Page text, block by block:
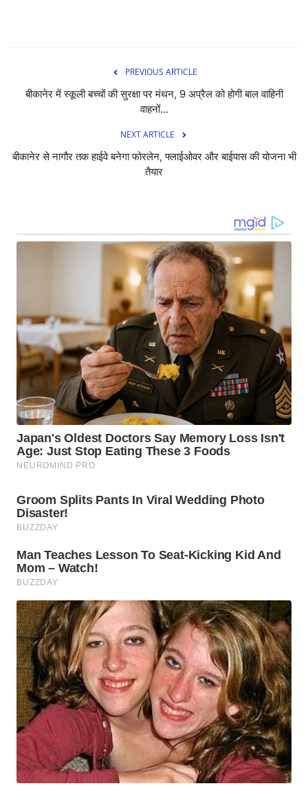
PREVIOUS ARTICLE
बीकानेर में स्कूली बच्चों की सुरक्षा पर मंथन, 9 अप्रैल को होगी बाल वाहिनी
वाहनों...
NEXT ARTICLE
बीकानेर से नागौर तक हाईवे बनेगा फोरलेन, फ्लाईओवर और बाईपास की योजना भी
तैयार